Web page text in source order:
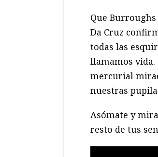
Que
Da Cruz
todas las
llamamos vida.
mercurial
nuestras
Asómate y
resto de tus